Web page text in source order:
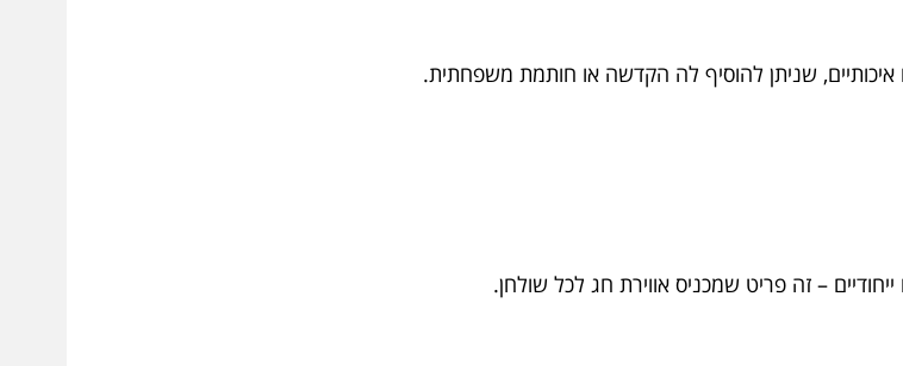
שניתן להוסיף לה הקדשה או חותמת משפחתית.
– זה פריט שמכניס אווירת חג לכל שולחן.